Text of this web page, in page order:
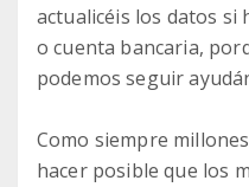
actualicéis los datos si
o cuenta bancaria,
podemos seguir
Como siempre
hacer posible que los